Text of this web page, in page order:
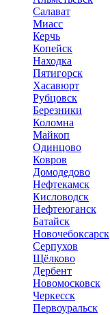
Салават
Миасс
Керчь
Копейск
Находка
Пятигорск
Хасавюрт
Рубцовск
Березники
Коломна
Майкоп
Одинцово
Ковров
Домодедово
Нефтекамск
Кисловодск
Нефтеюганск
Батайск
Новочебоксарск
Серпухов
Щёлково
Дербент
Новомосковск
Черкесск
Первоуральск